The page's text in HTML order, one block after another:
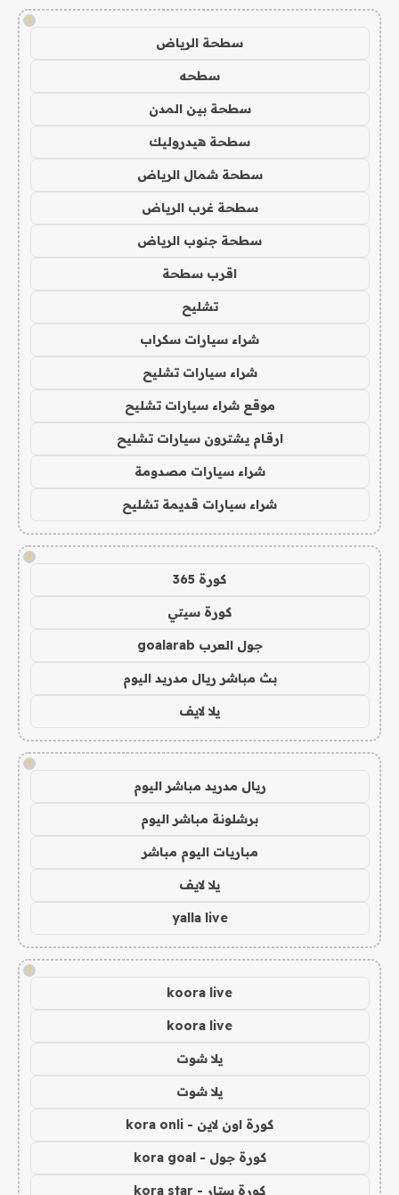
!
سطحة الرياض
سطحه
سطحة بين المدن
سطحة هيدروليك
سطحة شمال الرياض
سطحة غرب الرياض
سطحة جنوب الرياض
اقرب سطحة
تشليح
شراء سيارات سكراب
شراء سيارات تشليح
موقع شراء سيارات تشليح
ارقام يشترون سيارات تشليح
شراء سيارات مصدومة
شراء سيارات قديمة تشليح
!
كورة 365
كورة سيتي
جول العرب goalarab
بث مباشر ريال مدريد اليوم
يلا لايف
!
ريال مدريد مباشر اليوم
برشلونة مباشر اليوم
مباريات اليوم مباشر
يلا لايف
yalla live
!
koora live
koora live
يلا شوت
يلا شوت
كورة اون لاين - kora onli
كورة جول - kora goal
كورة ستار - kora star